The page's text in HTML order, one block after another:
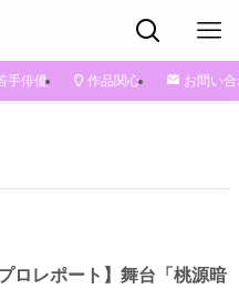
手俳優 作品関心 お問い
プロレポート】舞台「桃源暗